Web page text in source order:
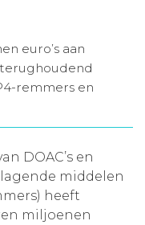
euro’s aan
remmers en
DOAC’s en
middelen
heeft
miljoenen